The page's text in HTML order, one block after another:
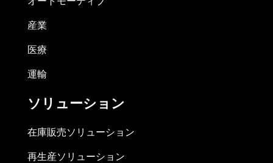
産業
医療
運輸
ソリューション
在庫販売ソリューション
再生産ソリューション